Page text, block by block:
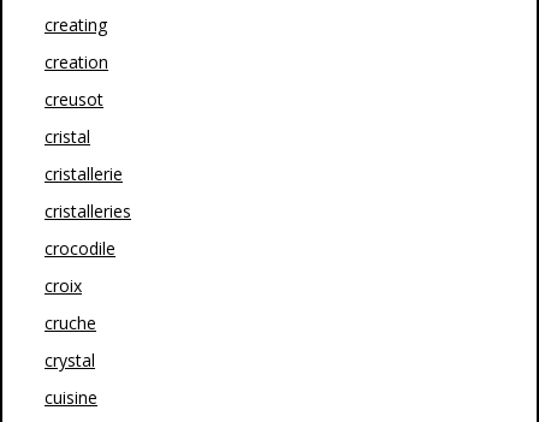
creating
creation
creusot
cristal
cristallerie
cristalleries
crocodile
croix
cruche
crystal
cuisine